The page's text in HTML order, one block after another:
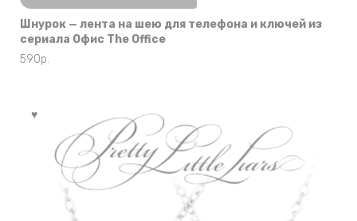
Шнурок — лента на шею для телефона и ключей из
сериала Офис The Office
590р.